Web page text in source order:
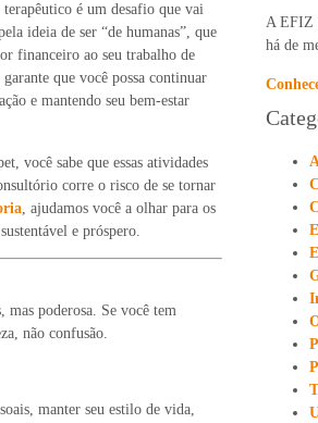
é um desafio que vai
ideia de ser “de humanas”, que
financeiro ao seu trabalho de
que você possa continuar
e mantendo seu bem-estar
você sabe que essas atividades
corre o risco de se tornar
, ajudamos você a olhar para os
e próspero.
poderosa. Se você tem
não confusão.
manter seu estilo de vida,
A EFIZ
há de